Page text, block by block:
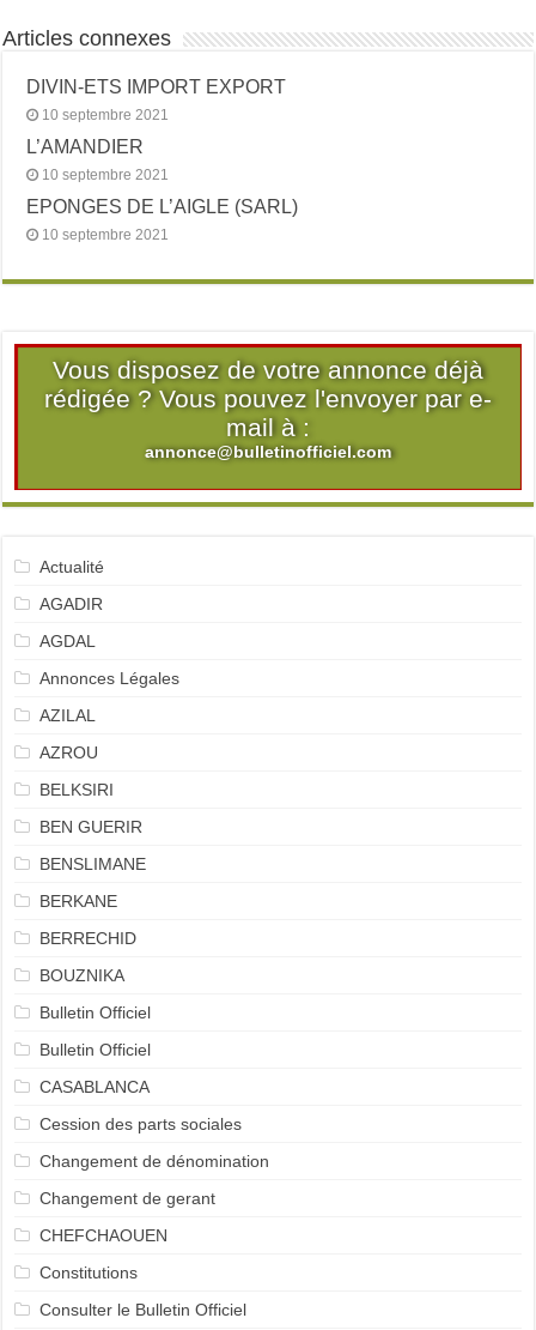
Articles connexes
DIVIN-ETS IMPORT EXPORT
10 septembre 2021
L’AMANDIER
10 septembre 2021
EPONGES DE L’AIGLE (SARL)
10 septembre 2021
Vous disposez de votre annonce déjà
rédigée ? Vous pouvez l'envoyer par e-
mail à :
annonce@bulletinofficiel.com
Actualité
AGADIR
AGDAL
Annonces Légales
AZILAL
AZROU
BELKSIRI
BEN GUERIR
BENSLIMANE
BERKANE
BERRECHID
BOUZNIKA
Bulletin Officiel
Bulletin Officiel
CASABLANCA
Cession des parts sociales
Changement de dénomination
Changement de gerant
CHEFCHAOUEN
Constitutions
Consulter le Bulletin Officiel